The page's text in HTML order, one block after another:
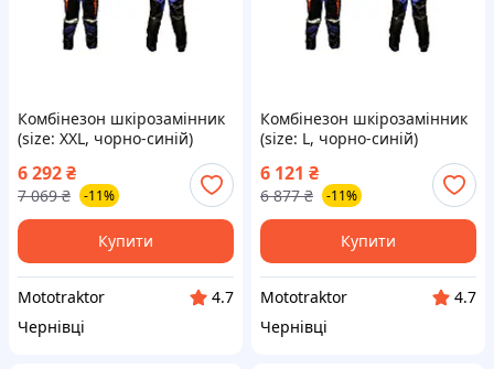
Комбінезон шкірозамінник
(size: XXL, чорно-синій)
6 292₴
7 069 ₴ -11%
Купити
Mototraktor
4.7
Чернівці
Комбінезон шкірозамінник
(size: L, чорно-синій)
6 121 ₴
6 877 ₴ -11%
Купити
Mototraktor
4.7
Чернівці